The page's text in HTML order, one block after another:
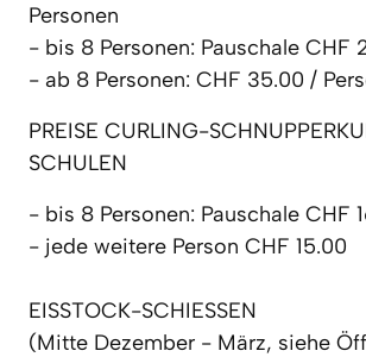
Personen
- bis 8 Personen: Pauschale CHF
- ab 8 Personen: CHF 35.00 /
PREISE CURLING-
SCHULEN
- bis 8 Personen: Pauschale CHF
- jede weitere Person CHF 15.00
EISSTOCK-SCHIESSEN
(Mitte Dezember - März, siehe